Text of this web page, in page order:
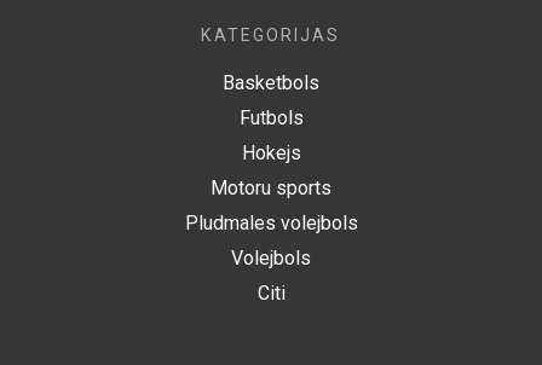
KATEGORIJAS
Basketbols
Futbols
Hokejs
Motoru sports
Pludmales volejbols
Volejbols
Citi